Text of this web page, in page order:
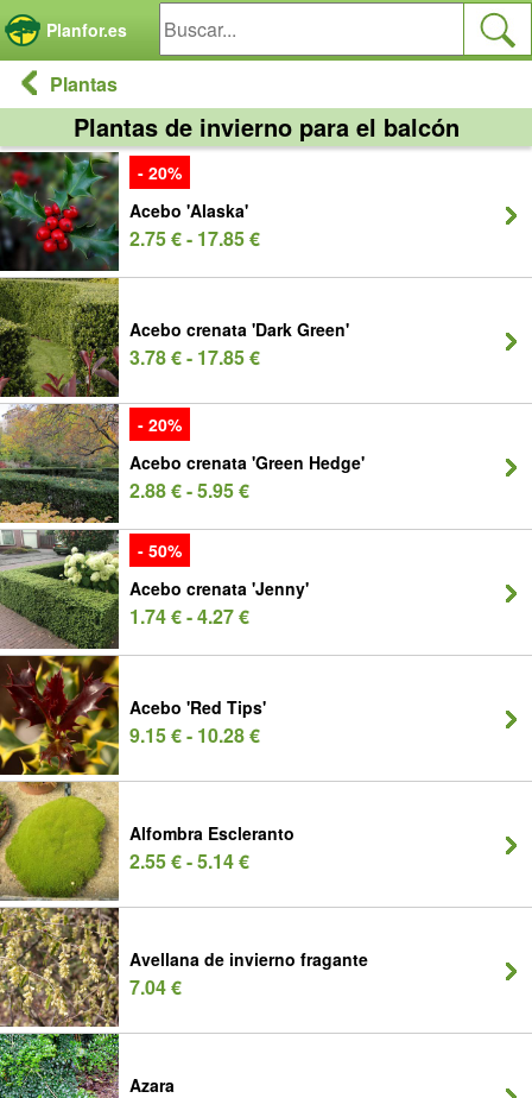
Planfor.es
Plantas
Plantas de invierno para el balcón
- 20%
Acebo 'Alaska'
2.75 € - 17.85 €
Acebo crenata 'Dark Green'
3.78 € - 17.85 €
- 20%
Acebo crenata 'Green Hedge'
2.88 € - 5.95 €
- 50%
Acebo crenata 'Jenny'
1.74 € - 4.27 €
Acebo 'Red Tips'
9.15 € - 10.28 €
Alfombra Escleranto
2.55 € - 5.14 €
Avellana de invierno fragante
7.04 €
Azara
Panel de gestión de cookies